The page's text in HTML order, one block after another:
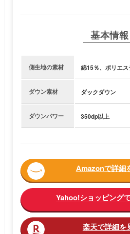
基本情報
側生地の素材 綿15％、ポリエ
ダウン素材 ダックダウン
ダウンパワー 350dp以上
Amazonで詳細
Yahoo!ショッピング
楽天で詳細を